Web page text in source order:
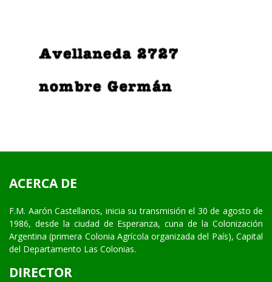
ACERCA DE
F.M. Aarón Castellanos, inicia su transmisión el 30 de agosto de
1986, desde la ciudad de Esperanza, cuna de la Colonización
Argentina (primera Colonia Agrícola organizada del País), Capital
del Departamento Las Colonias.
DIRECTOR